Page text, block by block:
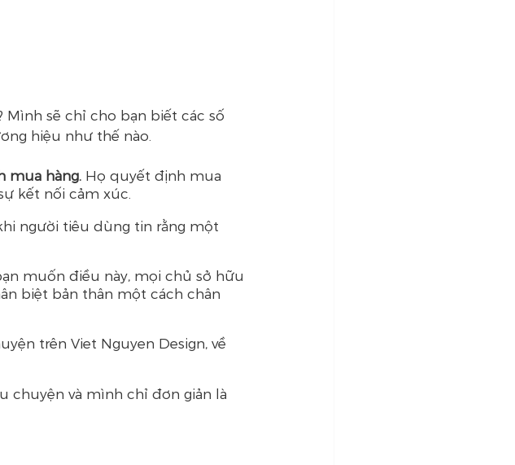
sẽ chỉ cho bạn biết các số
hiệu như thế nào.
mua hàng. Họ quyết định mua
kết nối cảm xúc.
người tiêu dùng tin rằng một
muốn điều này, mọi chủ sở hữu
biệt bản thân một cách chân
trên Viet Nguyen Design, về
chuyện và mình chỉ đơn giản là